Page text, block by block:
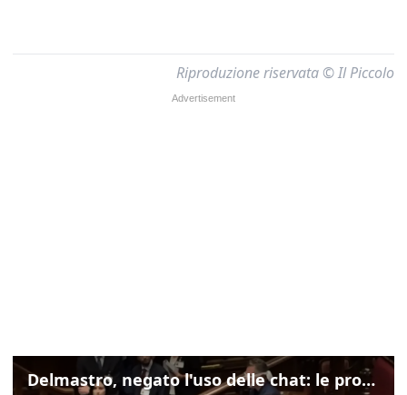
Riproduzione riservata © Il Piccolo
Delmastro, negato l'uso delle chat: le proteste di Avs e M5s